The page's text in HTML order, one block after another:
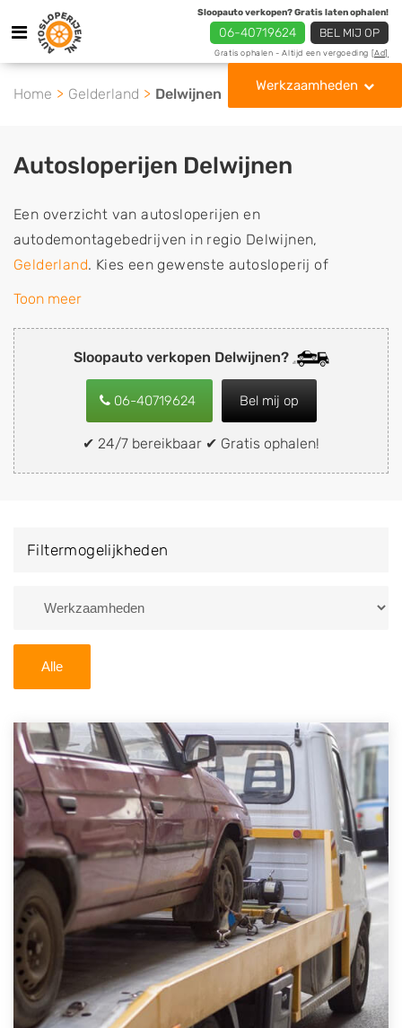
Sloopauto verkopen? Gratis laten ophalen!
06-40719624 BEL MIJ OP
Gratis ophalen - Altijd een vergoeding [Ad]
Werkzaamheden
Home Gelderland Delwijnen
Sloopauto verkopen Delwijnen?
06-40719624 Bel mij op
✔ 24/7 bereikbaar ✔ Gratis ophalen!
Autosloperijen Delwijnen
Een overzicht van autosloperijen en
autodemontagebedrijven in regio Delwijnen,
Gelderland. Kies een gewenste autosloperij of
autosloop uit de lijst die gespecialiseerd is in de
onderdelen of in de inkoop van sloopauto's,
schadeauto's en tweedehands auto's (ook zonder apk
keuring). Wilt u uw auto, camper, vrachtwagen, motor
of brommobiel snel en eenvoudig verkopen aan een
demontagebedrijf in de buurt, deze zelf wegbrengen
naar de sloop of deze liever laten ophalen op een
van Delwijnen en ontvang een vergoeding voor uw
Zoekt u liever naar een sloperij in een andere plaats of
U kunt er ook voor kiezen om direct uw sloopauto te
verkopen en op te laten halen door de Sloopauto
Ophaaldienst van Autosloperijen.nl. Wij kunnen uw
auto gratis ophalen in Delwijnen. Neem telefonisch
contact op of maak een terugbelafspraak. Wilt u
direct een tweedehands auto onderdelen offerte
aanvragen? Dat kan via de Onderdelenlijn! Vul uw
kenteken in en druk op verzenden.
Wij kunnen u helpen met de inkoop van auto's van
eigenlijk alle merken, zoals Alfa Romeo, Audi, BMW,
Chevrolet, Citroën, Dacia, Fiat, Ford, Honda, Hyundai,
Kia, Mazda, Mercedes Benz, Mitsubishi, Nissan, Opel,
Toon meer
Filtermogelijkheden
Alle